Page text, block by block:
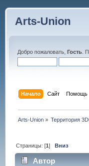
Arts-Union
Добро пожаловать, Гость.
Начало Сайт Помощь
Arts-Union » Территория
Страницы: [1]Вниз
Автор